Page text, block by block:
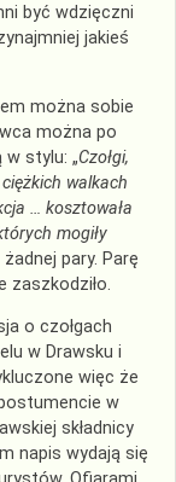
być wdzięczni
jakieś
można sobie
można po
stylu: „Czołgi,
walkach
… kosztowała
mogiły
pary. Parę
zaszkodziło.
o czołgach
w Drawsku i
więc że
w
składnicy
napis wydają się